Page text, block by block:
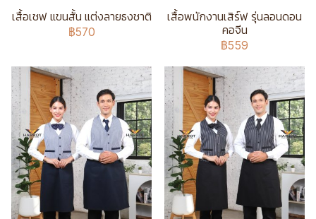
เสื้อเชฟ แขนสั้น แต่งลายธงชาติ
฿570
เสื้อพนักงานเสิร์ฟ รุ่นลอนดอน
คอจีน
฿559